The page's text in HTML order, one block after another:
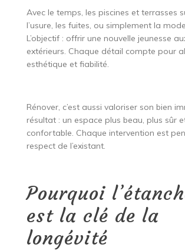
Avec le temps, les piscines et terrasses
l’usure, les fuites, ou simplement la
L’objectif : offrir une nouvelle jeunesse
extérieurs. Chaque détail compte pour
esthétique et fiabilité.
Rénover, c’est aussi valoriser son bien
résultat : un espace plus beau, plus sûr
confortable. Chaque intervention est
respect de l’existant.
Pourquoi
est la clé de la
longévité